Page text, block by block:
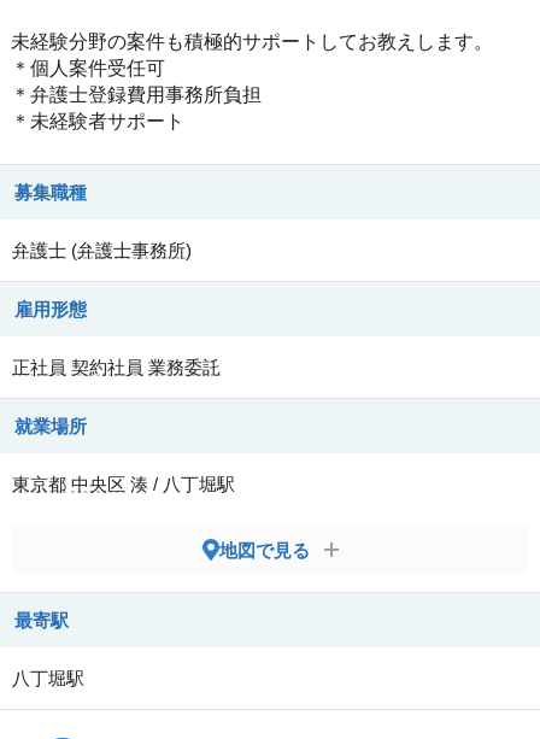
未経験分野の案件も積極的サポートしてお教えします。
＊個人案件受任可
＊弁護士登録費用事務所負担
＊未経験者サポート
募集職種
弁護士 (弁護士事務所)
雇用形態
正社員 契約社員 業務委託
就業場所
東京都 中央区 湊 / 八丁堀駅
地図で見る
最寄駅
八丁堀駅